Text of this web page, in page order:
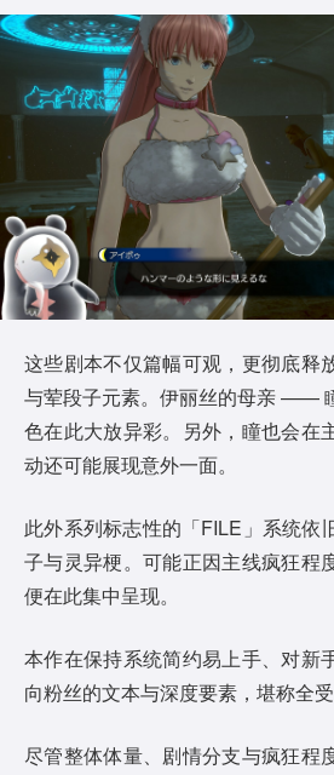
这些剧本不仅篇幅可观，更彻底释
与荤段子元素。伊丽丝的母亲 ——
色在此大放异彩。另外，瞳也会在
动还可能展现意外一面。
此外系列标志性的「FILE」系统依
子与灵异梗。可能正因主线疯狂程
便在此集中呈现。
本作在保持系统简约易上手、对新
向粉丝的文本与深度要素，堪称全受
尽管整体体量、剧情分支与疯狂程